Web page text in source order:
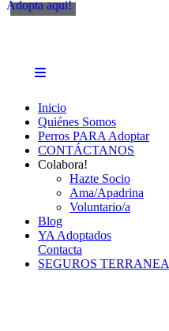
Adopta aqui!
Inicio
Quiénes Somos
Perros PARA Adoptar
CONTÁCTANOS
Colabora!
Hazte Socio
Ama/Apadrina
Voluntario/a
Blog
YA Adoptados
Contacta
SEGUROS TERRANEA